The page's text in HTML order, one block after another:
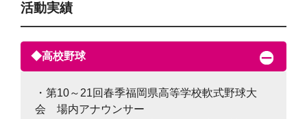
活動実績
◆高校野球
・第10～21回春季福岡県高等学校軟式野球大
会 場内アナウンサー